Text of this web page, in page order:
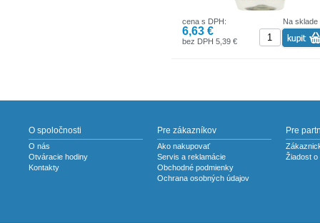
Na sklade
cena s DPH:
6,63 €
bez DPH 5,39 €
O spoločnosti
O nás
Otváracie hodiny
Kontakty
Pre zákazníkov
Ako nakupovať
Servis a reklamácie
Obchodné podmienky
Ochrana osobných údajov
Pre
Žiadost